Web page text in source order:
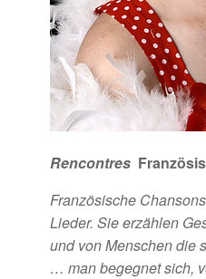
Rencontres
Französische
Lieder. Sie erzählen
und von Menschen die
… man begegnet sich,